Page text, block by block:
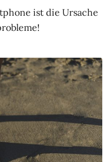
ist die Ursache